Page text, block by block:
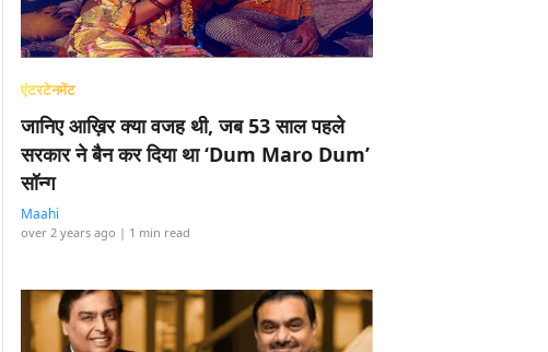
एंटरटेनमेंट
जानिए आख़िर क्या वजह थी, जब 53 साल पहले
सरकार ने बैन कर दिया था ‘Dum Maro Dum’
सॉन्ग
Maahi
over 2 years ago | 1 min read